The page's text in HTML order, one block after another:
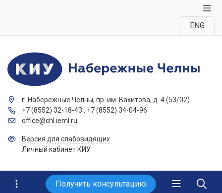
ENG
г. Набережные Челны, пр. им. Вахитова, д. 4 (53/02)
+7 (8552) 32-18-43 , +7 (8552) 34-04-96
office@chl.ieml.ru
Версия для слабовидящих
Личный кабинет КИУ
Получить консультацию